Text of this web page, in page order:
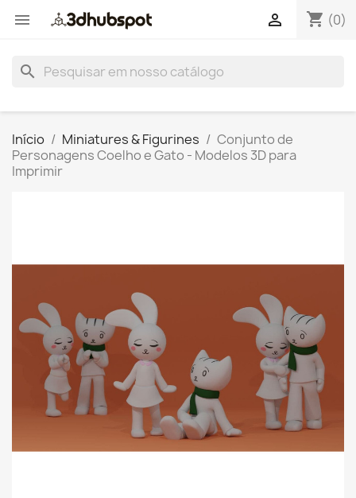
 shopping_cart (0)

search
Início Miniatures & Figurines
Conjunto de
Personagens Coelho e Gato - Modelos 3D para
Imprimir